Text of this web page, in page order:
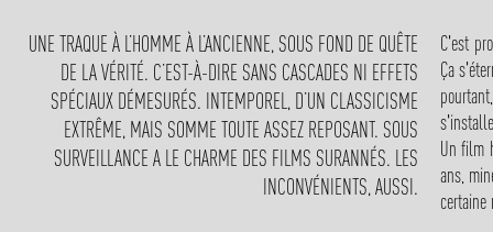
UNE TRAQUE À L’HOMME À L’ANCIENNE, SOUS FOND DE QUÊTE
DE LA VÉRITÉ. C’EST-À-DIRE SANS CASCADES NI EFFETS
SPÉCIAUX DÉMESURÉS. INTEMPOREL, D’UN CLASSICISME
EXTRÊME, MAIS SOMME TOUTE ASSEZ REPOSANT. SOUS
SURVEILLANCE A LE CHARME DES FILMS SURANNÉS. LES
INCONVÉNIENTS, AUSSI.
C'est
Ça
Un film
ans,